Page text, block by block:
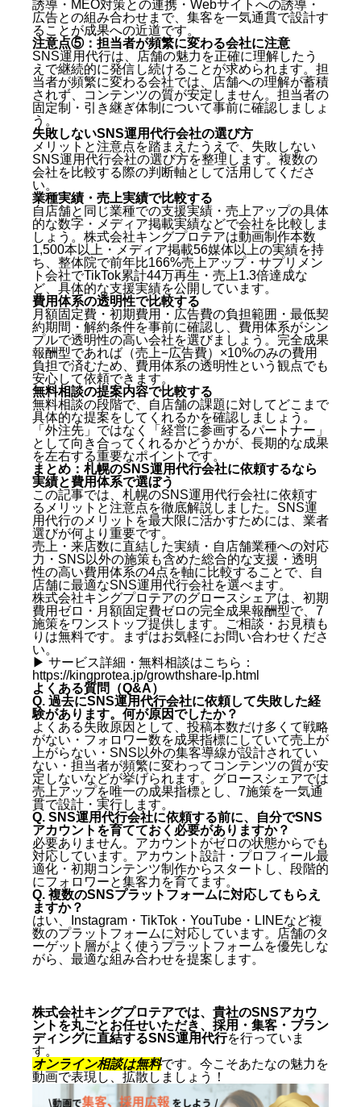
誘導・MEO対策との連携・Webサイトへの誘導・
広告との組み合わせまで、集客を一気通貫で設計す
ることが成果への近道です。
注意点⑤：担当者が頻繁に変わる会社に注意
SNS運用代行は、店舗の魅力を正確に理解したう
えで継続的に発信し続けることが求められます。担
当者が頻繁に変わる会社では、店舗への理解が蓄積
されず、コンテンツの質が安定しません。担当者の
固定制・引き継ぎ体制について事前に確認しましょ
う。
失敗しないSNS運用代行会社の選び方
メリットと注意点を踏まえたうえで、失敗しない
SNS運用代行会社の選び方を整理します。複数の
会社を比較する際の判断軸として活用してくださ
い。
業種実績・売上実績で比較する
自店舗と同じ業種での支援実績・売上アップの具体
的な数字・メディア掲載実績などで会社を比較しま
しょう。株式会社キングプロテアは動画制作本数
1,500本以上・メディア掲載56媒体以上の実績を持
ち、整体院で前年比166%売上アップ・サプリメン
ト会社でTikTok累計44万再生・売上1.3倍達成な
ど、具体的な支援実績を公開しています。
費用体系の透明性で比較する
月額固定費・初期費用・広告費の負担範囲・最低契
約期間・解約条件を事前に確認し、費用体系がシン
プルで透明性の高い会社を選びましょう。完全成果
報酬型であれば（売上−広告費）×10%のみの費用
負担で済むため、費用体系の透明性という観点でも
安心して依頼できます。
無料相談の提案内容で比較する
無料相談の段階で、自店舗の課題に対してどこまで
具体的な提案をしてくれるかを確認しましょう。
「外注先」ではなく「経営に参画するパートナー」
として向き合ってくれるかどうかが、長期的な成果
を左右する重要なポイントです。
まとめ：札幌のSNS運用代行会社に依頼するなら
実績と費用体系で選ぼう
この記事では、札幌のSNS運用代行会社に依頼す
るメリットと注意点を徹底解説しました。SNS運
用代行のメリットを最大限に活かすためには、業者
選びが何より重要です。
売上・来店数に直結した実績・自店舗業種への対応
力・SNS以外の施策も含めた総合的な支援・透明
性の高い費用体系の4点を軸に比較することで、自
店舗に最適なSNS運用代行会社を選べます。
株式会社キングプロテアのグロースシェアは、初期
費用ゼロ・月額固定費ゼロの完全成果報酬型で、7
施策をワンストップ提供します。ご相談・お見積も
りは無料です。まずはお気軽にお問い合わせくださ
い。
▶ サービス詳細・無料相談はこちら：
https://kingprotea.jp/growthshare-lp.html
よくある質問（Q&A）
Q. 過去にSNS運用代行会社に依頼して失敗した経
験があります。何が原因でしたか？
よくある失敗原因として、投稿本数だけ多くて戦略
がない・フォロワー数を成果指標にしていて売上が
上がらない・SNS以外の集客導線が設計されてい
ない・担当者が頻繁に変わってコンテンツの質が安
定しないなどが挙げられます。グロースシェアでは
売上アップを唯一の成果指標とし、7施策を一気通
貫で設計・実行します。
Q. SNS運用代行会社に依頼する前に、自分でSNS
アカウントを育てておく必要がありますか？
必要ありません。アカウントがゼロの状態からでも
対応しています。アカウント設計・プロフィール最
適化・初期コンテンツ制作からスタートし、段階的
にフォロワーと集客力を育てます。
Q. 複数のSNSプラットフォームに対応してもらえ
ますか？
はい、Instagram・TikTok・YouTube・LINEなど複
数のプラットフォームに対応しています。店舗のタ
ーゲット層がよく使うプラットフォームを優先しな
がら、最適な組み合わせを提案します。
株式会社キングプロテアでは、貴社のSNSアカウ
ントを丸ごとお任せいただき、採用・集客・ブラン
ディングに直結するSNS運用代行を行っていま
す。
オンライン相談は無料です。今こそあたなの魅力を
動画で表現し、拡散しましょう！
注意点③：長期縛りの契約条件に注意
注意点④：SNS運用だけで完結すると思わない
注意点⑤：担当者が頻繁に変わる会社に注意
失敗しないSNS運用代行会社の選び方
業種実績・売上実績で比較する
費用体系の透明性で比較する
無料相談の提案内容で比較する
まとめ：札幌のSNS運用代行会社に依頼するなら実績
と費用体系で選ぼう
よくある質問（Q&A）
Q. 過去にSNS運用代行会社に依頼して失敗した経
験があります。何が原因でしたか？
Q. SNS運用代行会社に依頼する前に、自分でSNS
アカウントを育てておく必要がありますか？
Q. 複数のSNSプラットフォームに対応してもらえ
ますか？